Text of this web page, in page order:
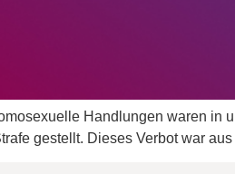
Handlungen waren in
gestellt. Dieses Verbot war